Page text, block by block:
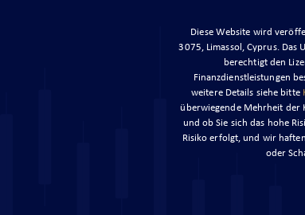
Diese Website wird
3075, Limassol, Cyprus. Das
berechtigt den
Finanzdienstleistungen
weitere Details siehe bitte
überwiegende Mehrheit der
und ob Sie sich das hohe
Risiko erfolgt, und wir
oder